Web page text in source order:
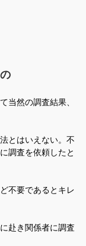
当然の調査結果、
とはいえない。 不
調査を依頼したと
不要であるとキレ
赴き関係者に調査